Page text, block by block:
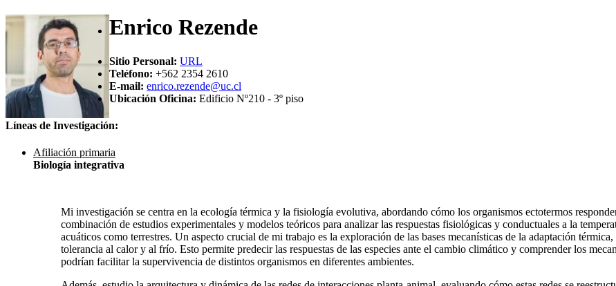
Enrico Rezende
Sitio Personal: URL
Teléfono: +562 2354 2610
E-mail: enrico.rezende@uc.cl
Ubicación Oficina: Edificio Nº210 - 3º piso
Líneas de Investigación:
Afiliación primaria
Biología integrativa
Mi investigación se centra en la ecología térmica y la fisiología evolutiva, abordando cómo los organismos ectotermos
combinación de estudios experimentales y modelos teóricos para analizar las respuestas fisiológicas y conductuales a la
acuáticos como terrestres. Un aspecto crucial de mi trabajo es la exploración de las bases mecanísticas de la adaptación
tolerancia al calor y al frío. Esto permite predecir las respuestas de las especies ante el cambio climático y comprender los
podrían facilitar la supervivencia de distintos organismos en diferentes ambientes.